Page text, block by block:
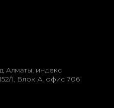
Алматы, индекс
1, Блок А, офис 706